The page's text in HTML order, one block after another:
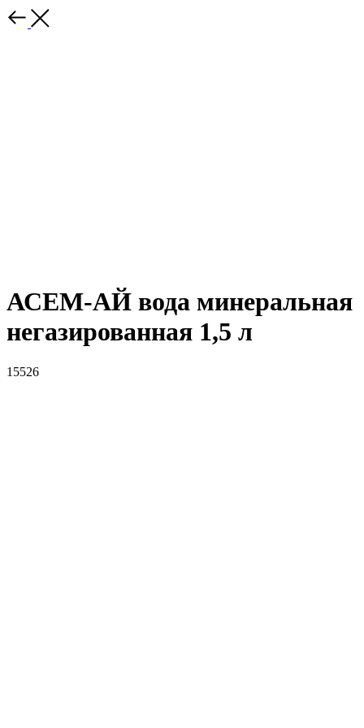
АСЕМ-АЙ вода минеральная
негазированная 1,5 л
15526